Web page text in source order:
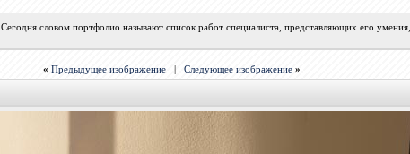
Сегодня словом портфолио называют список работ специалиста, представляющих его
« Предыдущее изображение |Следующее изображение »